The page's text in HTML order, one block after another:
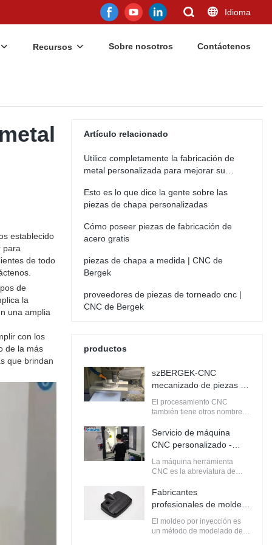
Idioma
Recursos Sobre nosotros Contáctenos
establecido
para
de todo
de
la
una amplia
con los
de la más
que brindan
Artículo relacionado
Utilice completamente la fabricación de
metal personalizada para mejorar su
Esto es lo que dice la gente sobre las
piezas de chapa personalizadas
Cómo poseer piezas de fabricación de
acero gratis
piezas de chapa a medida | CNC de
Bergek
proveedores de piezas de torneado cnc |
CNC de Bergek
productos
szBERGEK-CNC
mecanizado de piezas de
acero inoxidable
El procesamiento CNC
también tiene otros nombres,
máquinas herramienta CNC,
gongs de computadora y
llamado centro de
procesamiento CNC, el
trabajo principal es compilar
procesamiento, el trabajo
manual original en
programación de
computadora. Es una especie
de máquina herramienta
Servicio de máquina
CNC personalizado -
Bergek CNC
La máquina herramienta
CNC es la abreviatura de
control digital, es un tipo de
máquina herramienta
automática equipada con el
sistema de control de
programa. El sistema de
Fabricantes
profesionales de moldeo
por inyección -
szBERGEK
El moldeo por inyección es
un método de modelado de